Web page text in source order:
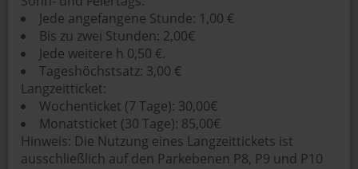
Jede angefangene Stunde: 1,00 €
Bis zu zwei Stunden: 2,00€
Jede weitere h 0,50 €.
Tageshöchstsatz: 3,00 €
Langzeitticket:
Wochenticket (7 Tage): 30,00€
Monatsticket (30 Tage): 85,00€
Hinweis: Die Nutzung eines Langzeittickets ist
ausschließlich auf den Parkebenen P8, P9 und P10